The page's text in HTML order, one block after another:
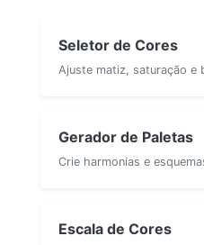
Seletor de Cores
Ajuste matiz, saturação e
Gerador de Paletas
Crie harmonias e
Escala de Cores